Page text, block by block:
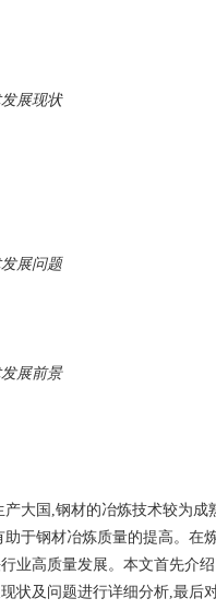
展现状
展问题
展前景
大国,钢材的冶炼技术较为
于钢材冶炼质量的提高。在
业高质量发展。本文首先介
状及问题进行详细分析,最后